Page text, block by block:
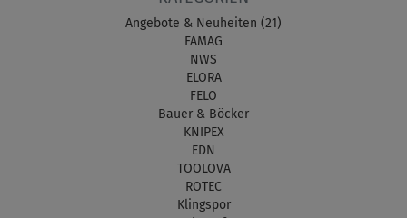
Angebote & Neuheiten (21)
FAMAG
NWS
ELORA
FELO
Bauer & Böcker
KNIPEX
EDN
TOOLOVA
ROTEC
Klingspor